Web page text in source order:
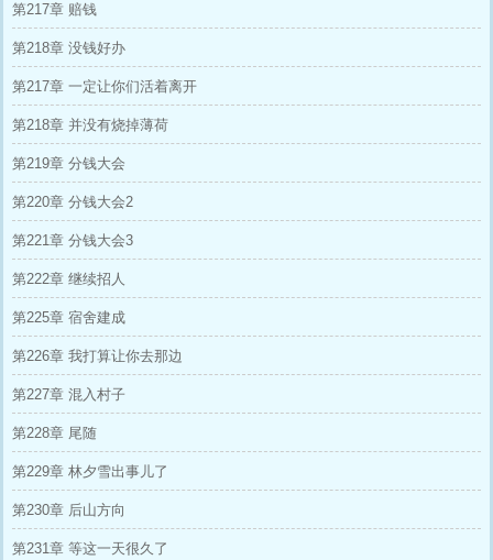
第217章 赔钱
第218章 没钱好办
第217章 一定让你们活着离开
第218章 并没有烧掉薄荷
第219章 分钱大会
第220章 分钱大会2
第221章 分钱大会3
第222章 继续招人
第225章 宿舍建成
第226章 我打算让你去那边
第227章 混入村子
第228章 尾随
第229章 林夕雪出事儿了
第230章 后山方向
第231章 等这一天很久了